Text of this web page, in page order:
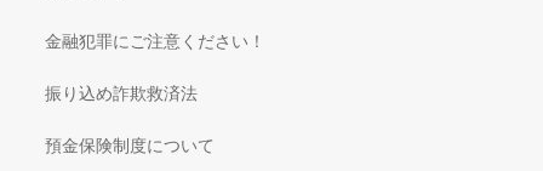
金融犯罪にご注意ください！
振り込め詐欺救済法
預金保険制度について